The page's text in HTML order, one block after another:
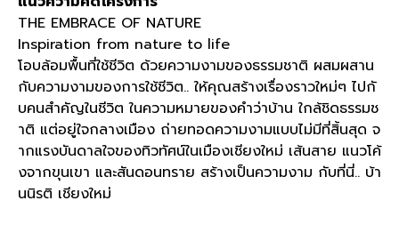
THE EMBRACE OF NATURE
Inspiration from nature to life
โอบล้อมพื้นที่ใช้ชีวิต ด้วยความงามของธรรมชาติ ผสมผสาน
กับความงามของการใช้ชีวิต.. ให้คุณสร้างเรื่องราวใหม่ๆ ไปกั
บคนสำคัญในชีวิต ในความหมายของคำว่าบ้าน ใกล้ชิดธรรมช
าติ แต่อยู่ใจกลางเมือง ถ่ายทอดความงามแบบไม่มีที่สิ้นสุด จ
ากแรงบันดาลใจของทิวทัศน์ในเมืองเชียงใหม่ เส้นสาย แนวโค้
งจากขุนเขา และสันดอนทราย สร้างเป็นความงาม กับที่นี่.. บ้า
นนิรติ เชียงใหม่